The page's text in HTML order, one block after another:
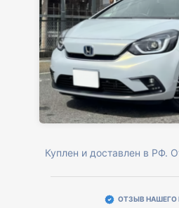
Куплен и доставлен в РФ.
ОТЗЫВ НАШЕГО